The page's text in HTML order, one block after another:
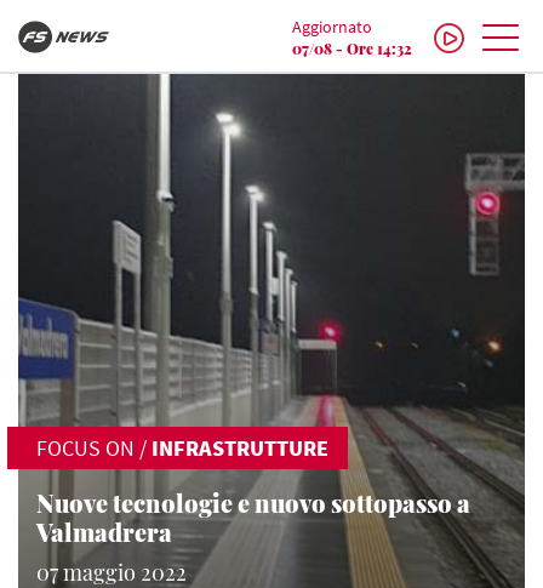
Aggiornato
07/08 - Ore 14:32
FOCUS ON / INFRASTRUTTURE
Nuove tecnologie e nuovo sottopasso a
Valmadrera
07 maggio 2022